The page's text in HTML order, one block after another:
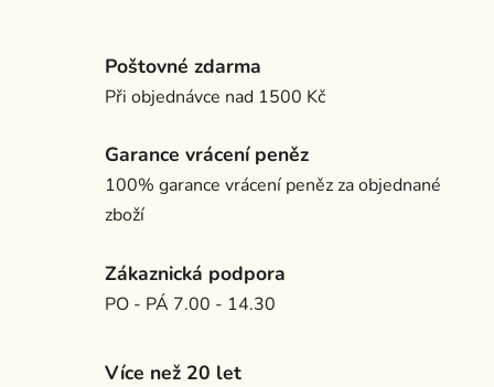
Poštovné zdarma
Při objednávce nad 1500 Kč
Garance vrácení peněz
100% garance vrácení peněz za objednané
zboží
Zákaznická podpora
PO - PÁ 7.00 - 14.30
Více než 20 let